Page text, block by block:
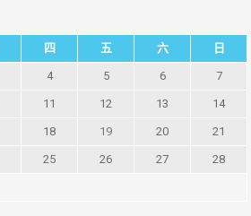
四 五 六 日
4 5 6 7
11 12 13 14
18 19 20 21
25 26 27 28